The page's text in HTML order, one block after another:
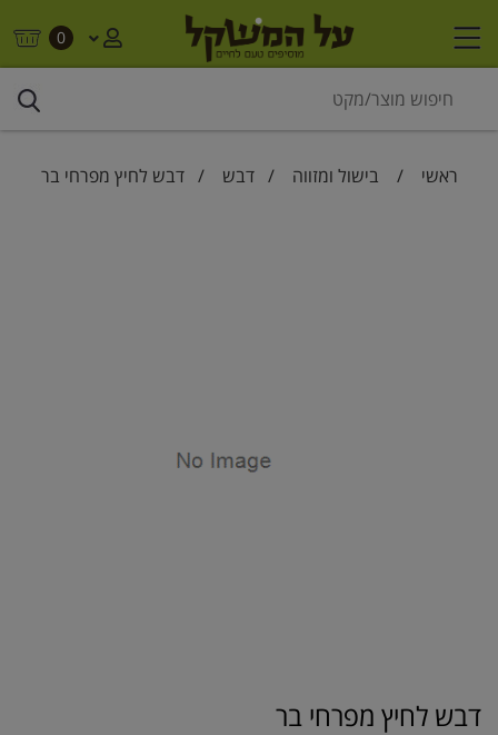
0
ראשי / בישול ומזווה /דבש / דבש לחיץ מפרחי בר
דבש לחיץ מפרחי בר